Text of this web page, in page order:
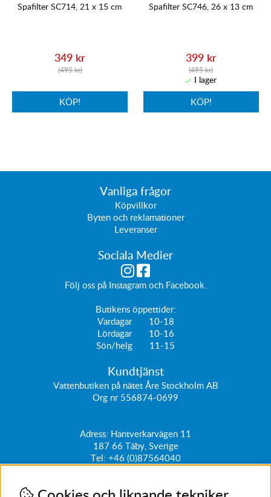
Spafilter SC714, 21 x 15 cm
349 kr
(495 kr)
KÖP!
Spafilter SC746, 26 x 13 cm
399 kr
(495 kr)
KÖP!
Vanliga frågor
Köpvillkor
Byten och reklamationer
Leveranser
Sociala Medier
Följ oss på Instagramoch Facebook.
Butikens öppettider:
Vardagar 10-18
Lördagar 10-16
Sön/helg 11-15
Kundtjänst
Vattenbutiken på nätet Åre Stockholm AB
Org nr 556874-0699
Adress: Hantverkarvägen 11
187 66 Täby, Sverige
Tel: +46 (0)87564040